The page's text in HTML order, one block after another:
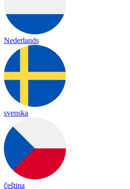
Nederlands
svenska
čeština